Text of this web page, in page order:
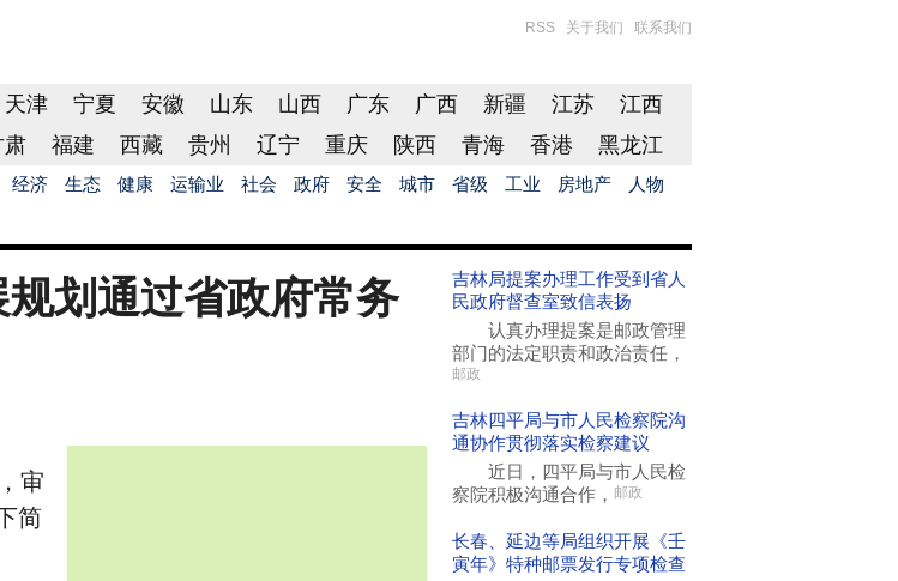
RSS 关于我们 联系我们
天津 宁夏 安徽 山东 山西 广东 广西 新疆 江苏
江西
肃 福建 西藏 贵州 辽宁 重庆 陕西 青海 香港 黑龙江
经济 生态 健康 运输业 社会 政府 安全 城市 省级 工业 房地产 人物
划通过省政府常务
审
简
吉林局提案办理工作受到省人
民政府督查室致信表扬
认真办理提案是邮政管理
部门的法定职责和政治责任，
邮政
吉林四平局与市人民检察院沟
通协作贯彻落实检察建议
近日，四平局与市人民检
察院积极沟通合作， 邮政
长春、延边等局组织开展《壬
寅年》特种邮票发行专项检查